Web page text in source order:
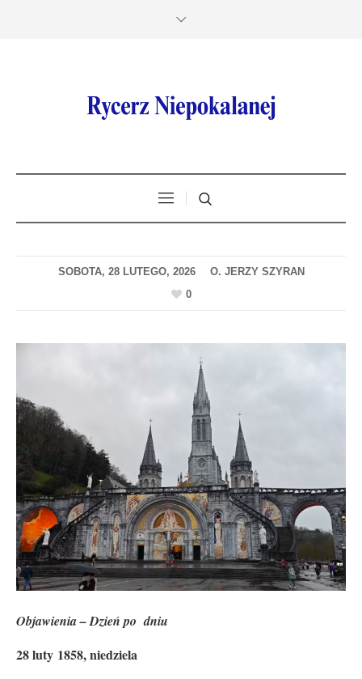
SOBOTA, 28 LUTEGO, 2026
0
Objawienia – Dzień po dniu
28 luty 1858, niedziela